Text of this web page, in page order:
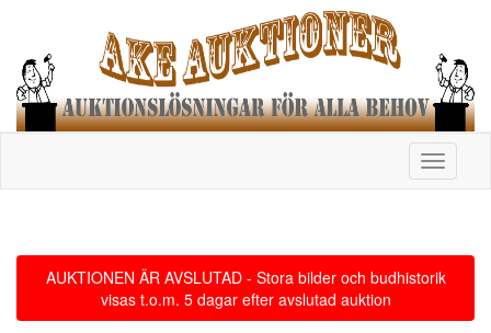
Toggle
AUKTIONEN ÄR AVSLUTAD - Stora bilder och budhistorik
visas t.o.m. 5 dagar efter avslutad auktion